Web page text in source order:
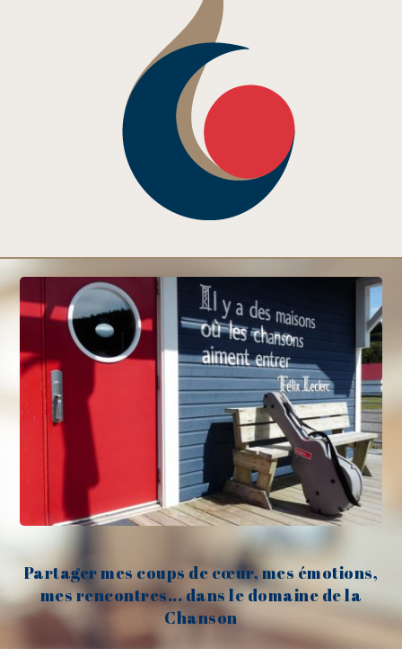
Partager mes coups de cœur, mes émotions,
mes rencontres... dans le domaine de la
Chanson